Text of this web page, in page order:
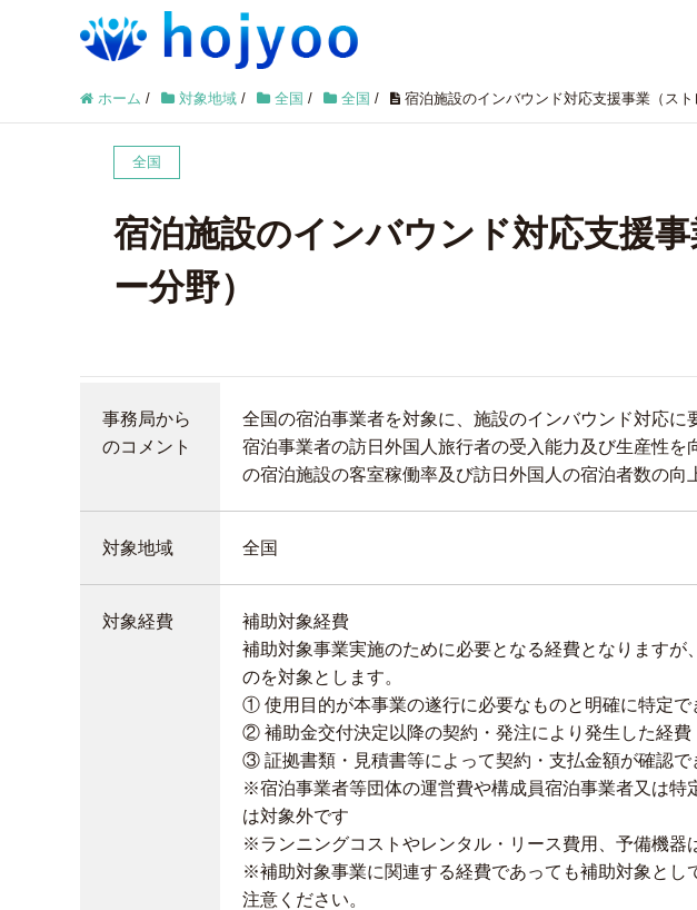
ホーム / 対象地域 / 全国 / 全国 / 宿泊施設のインバウンド対応支援事業（スト
全国
宿泊施設のインバウンド対応支援
ー分野）
事務局から
のコメント
全国の宿泊事業者を対象に、施設のインバウンド対応に
宿泊事業者の訪日外国人旅行者の受入能力及び生産性
の宿泊施設の客室稼働率及び訪日外国人の宿泊者数の向
対象地域 全国
対象経費
補助対象経費
補助対象事業実施のために必要となる経費となります
のを対象とします。
① 使用目的が本事業の遂行に必要なものと明確に特定で
② 補助金交付決定以降の契約・発注により発生した経費
③ 証拠書類・見積書等によって契約・支払金額が確認で
※宿泊事業者等団体の運営費や構成員宿泊事業者又は特
は対象外です
※ランニングコストやレンタル・リース費用、予備機器
※補助対象事業に関連する経費であっても補助対象とし
注意ください。